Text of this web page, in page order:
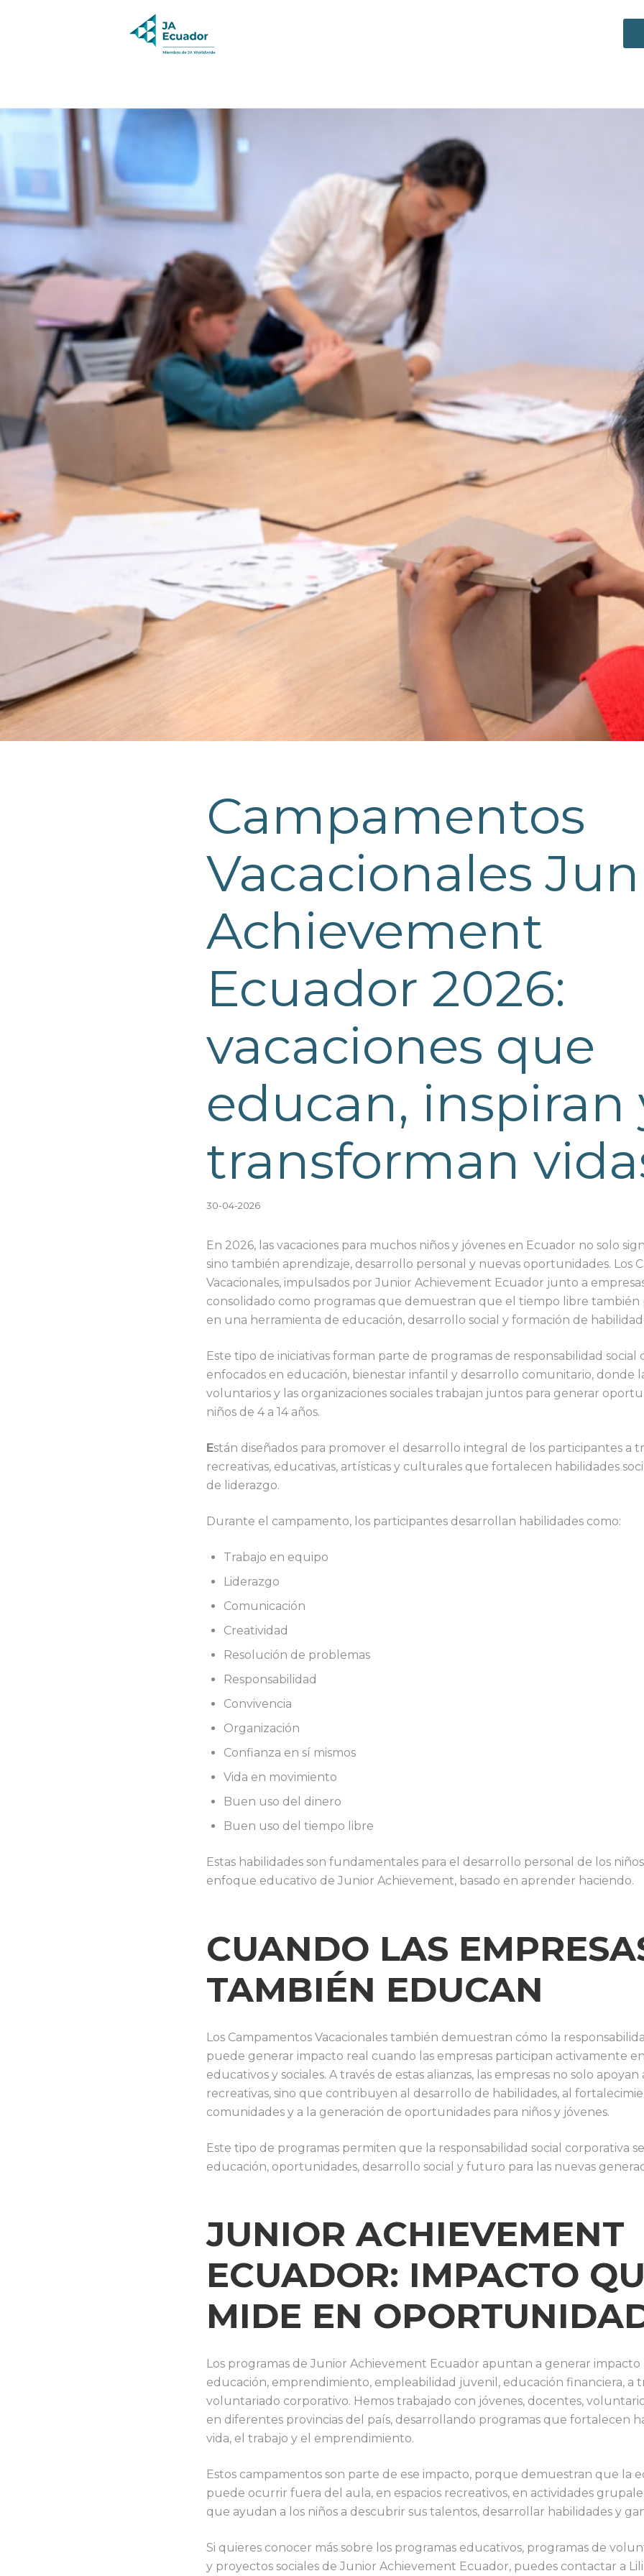
Campamentos
Vacacionales
Achievement
Ecuador 2026:
vacaciones que
educan, inspiran
transforman
30-04-2026
En 2026, las vacaciones para muchos niños y jóvenes en Ecuador no solo
sino también aprendizaje, desarrollo personal y nuevas oportunidades. Los
Vacacionales, impulsados por Junior Achievement Ecuador junto a
consolidado como programas que demuestran que el tiempo libre
en una herramienta de educación, desarrollo social y formación de
Este tipo de iniciativas forman parte de programas de responsabilidad social
enfocados en educación, bienestar infantil y desarrollo comunitario, donde
voluntarios y las organizaciones sociales trabajan juntos para generar
niños de 4 a 14 años.
Están diseñados para promover el desarrollo integral de los participantes a
recreativas, educativas, artísticas y culturales que fortalecen habilidades
de liderazgo.
Durante el campamento, los participantes desarrollan habilidades como:
Trabajo en equipo
Liderazgo
Comunicación
Creatividad
Resolución de problemas
Responsabilidad
Convivencia
Organización
Confianza en sí mismos
Vida en movimiento
Buen uso del dinero
Buen uso del tiempo libre
Estas habilidades son fundamentales para el desarrollo personal de los
enfoque educativo de Junior Achievement, basado en aprender haciendo.
CUANDO LAS
TAMBIÉN EDUCAN
Los Campamentos Vacacionales también demuestran cómo la
puede generar impacto real cuando las empresas participan activamente
educativos y sociales. A través de estas alianzas, las empresas no solo apoyan
recreativas, sino que contribuyen al desarrollo de habilidades, al
comunidades y a la generación de oportunidades para niños y jóvenes.
Este tipo de programas permiten que la responsabilidad social corporativa
educación, oportunidades, desarrollo social y futuro para las nuevas
JUNIOR ACHIEVEMENT
ECUADOR: IMPACTO
MIDE EN
Los programas de Junior Achievement Ecuador apuntan a generar
educación, emprendimiento, empleabilidad juvenil, educación financiera, a
voluntariado corporativo. Hemos trabajado con jóvenes, docentes,
en diferentes provincias del país, desarrollando programas que fortalecen
vida, el trabajo y el emprendimiento.
Estos campamentos son parte de ese impacto, porque demuestran que la
puede ocurrir fuera del aula, en espacios recreativos, en actividades
que ayudan a los niños a descubrir sus talentos, desarrollar habilidades y
Si quieres conocer más sobre los programas educativos, programas de
y proyectos sociales de Junior Achievement Ecuador, puedes contactar a